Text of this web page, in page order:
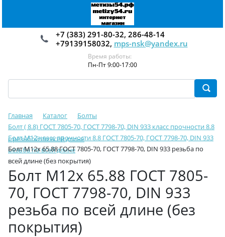
+7 (383) 291-80-32, 286-48-14
+79139158032, mps-nsk@yandex.ru
Время работы:
Пн-Пт 9:00-17:00
Главная Каталог
Болты
Болт ( 8.8) ГОСТ 7805-70, ГОСТ 7798-70, DIN 933 класс прочности 8.8
с резьбой по всей длине
Болт М12 класс прочности 8.8 ГОСТ 7805-70, ГОСТ 7798-70, DIN 933
резьба по всей длине
Болт М12х 65.88 ГОСТ 7805-70, ГОСТ 7798-70, DIN 933 резьба по
всей длине (без покрытия)
Болт М12х 65.88 ГОСТ 7805-
70, ГОСТ 7798-70, DIN 933
резьба по всей длине (без
покрытия)